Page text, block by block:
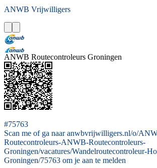
ANWB Vrijwilligers
ANWB Routecontroleurs Groningen
#75763
Scan me of ga naar anwbvrijwilligers.nl/o/
Routecontroleurs-ANWB-Routecontroleurs-
Groningen/vacatures/Wandelroutecontroleur-
Groningen/75763 om je aan te melden